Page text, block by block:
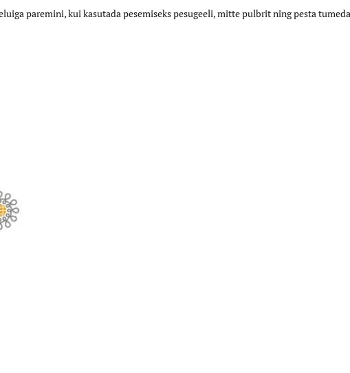
paremini, kui kasutada pesemiseks pesugeeli, mitte pulbrit ning pesta